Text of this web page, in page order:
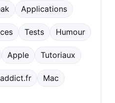
Applications
Tests Humour
Apple Tutoriaux
Mac